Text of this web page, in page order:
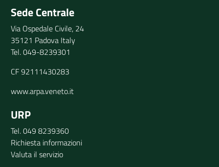
Sede Centrale
Via Ospedale Civile, 24
35121 Padova Italy
Tel. 049-8239301
CF 92111430283
www.arpa.veneto.it
URP
Tel. 049 8239360
Richiesta informazioni
Valuta il servizio